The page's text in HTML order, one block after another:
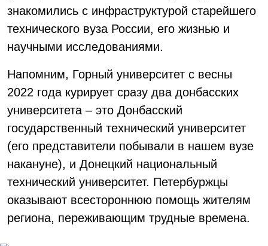
знакомились с инфраструктурой старейшего
технического вуза России, его жизнью и
научными исследованиями.
Напомним, Горный университет с весны
2022 года курирует сразу два донбасских
университета – это Донбасский
государственный технический университет
(его представители побывали в нашем вузе
накануне), и Донецкий национальный
технический университет. Петербуржцы
оказывают всестороннюю помощь жителям
региона, переживающим трудные времена.